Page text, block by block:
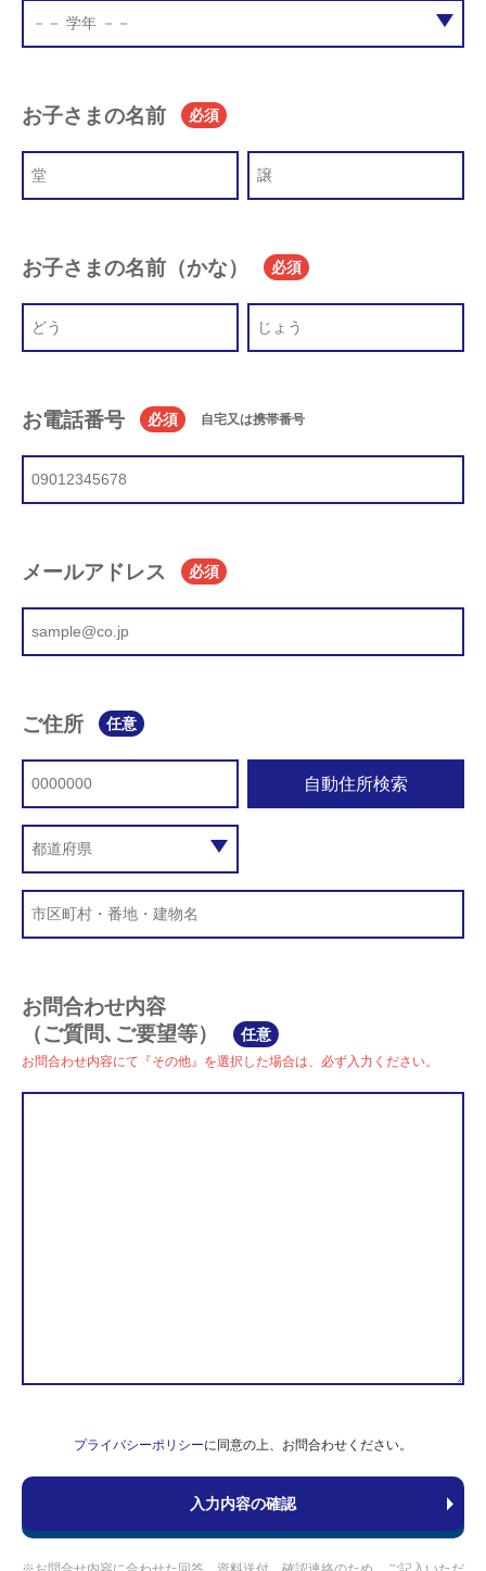
お子さまの名前 必須
お子さまの名前（かな） 必須
お電話番号 必須 自宅又は携帯番号
メールアドレス 必須
ご住所 任意
自動住所検索
お問合わせ内容
（ご質問､ご要望等）
任意
お問合わせ内容にて『その他』を選択した場合は、必ず入力ください。
プライバシーポリシーに同意の上、お問合わせください。